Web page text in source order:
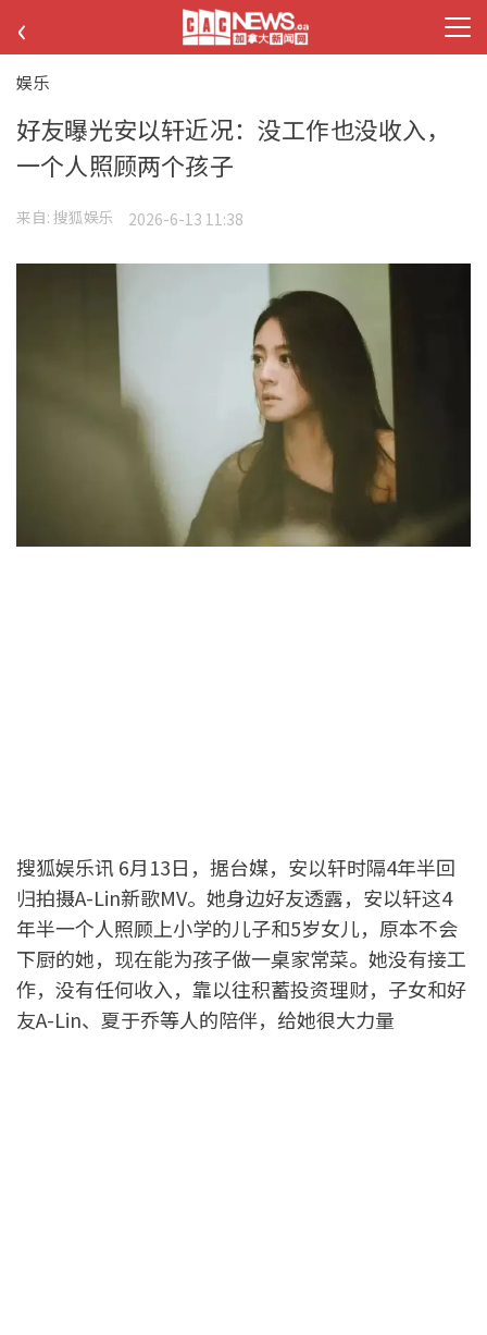
‹
娱乐
好友曝光安以轩近况：没工作也没收入，
一个人照顾两个孩子
来自: 搜狐娱乐 2026-6-13 11:38
搜狐娱乐讯 6月13日，据台媒，安以轩时隔4年半回
归拍摄A-Lin新歌MV。她身边好友透露，安以轩这4
年半一个人照顾上小学的儿子和5岁女儿，原本不会
下厨的她，现在能为孩子做一桌家常菜。她没有接工
作，没有任何收入，靠以往积蓄投资理财，子女和好
友A-Lin、夏于乔等人的陪伴，给她很大力量